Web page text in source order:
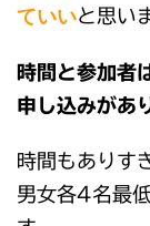
ていいと思い
時間と参加者
申し込みがあ
時間もありす
男女各4名最